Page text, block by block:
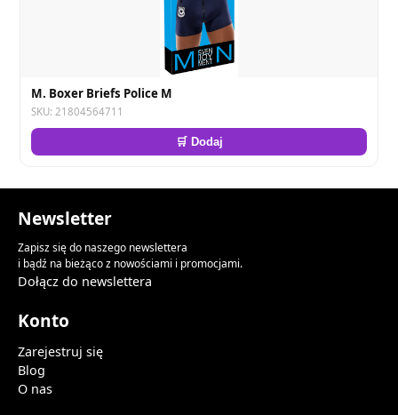
M. Boxer Briefs Police M
SKU: 21804564711
🛒 Dodaj
Newsletter
Zapisz się do naszego newslettera
i bądź na bieżąco z nowościami i promocjami.
Dołącz do newslettera
Konto
Zarejestruj się
Blog
O nas